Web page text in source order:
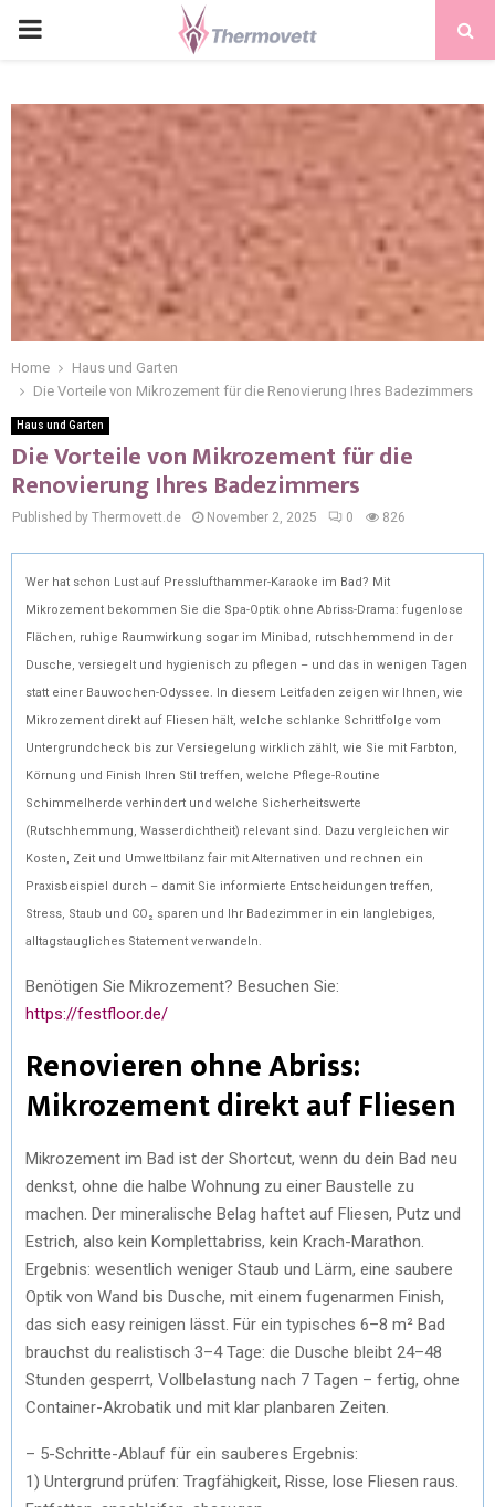
PRIMARY
Home
Haus und Garten
Die Vorteile von Mikrozement für die Renovierung Ihres Badezimmers
Haus und Garten
Die Vorteile von Mikrozement für die
Renovierung Ihres Badezimmers
Published by Thermovett.de November 2, 2025 0 826
Wer hat schon Lust auf Presslufthammer-Karaoke im Bad? Mit
Mikrozement bekommen Sie die Spa-Optik ohne Abriss-Drama: fugenlose
Flächen, ruhige Raumwirkung sogar im Minibad, rutschhemmend in der
Dusche, versiegelt und hygienisch zu pflegen – und das in wenigen Tagen
statt einer Bauwochen-Odyssee. In diesem Leitfaden zeigen wir Ihnen, wie
Mikrozement direkt auf Fliesen hält, welche schlanke Schrittfolge vom
Untergrundcheck bis zur Versiegelung wirklich zählt, wie Sie mit Farbton,
Körnung und Finish Ihren Stil treffen, welche Pflege-Routine
Schimmelherde verhindert und welche Sicherheitswerte
(Rutschhemmung, Wasserdichtheit) relevant sind. Dazu vergleichen wir
Kosten, Zeit und Umweltbilanz fair mit Alternativen und rechnen ein
Praxisbeispiel durch – damit Sie informierte Entscheidungen treffen,
Stress, Staub und CO₂ sparen und Ihr Badezimmer in ein langlebiges,
alltagstaugliches Statement verwandeln.
Benötigen Sie Mikrozement? Besuchen Sie:
https://festfloor.de/
Renovieren ohne Abriss:
Mikrozement direkt auf Fliesen
Mikrozement im Bad ist der Shortcut, wenn du dein Bad neu
denkst, ohne die halbe Wohnung zu einer Baustelle zu
machen. Der mineralische Belag haftet auf Fliesen, Putz und
Estrich, also kein Komplettabriss, kein Krach-Marathon.
Ergebnis: wesentlich weniger Staub und Lärm, eine saubere
Optik von Wand bis Dusche, mit einem fugenarmen Finish,
das sich easy reinigen lässt. Für ein typisches 6–8 m² Bad
brauchst du realistisch 3–4 Tage: die Dusche bleibt 24–48
Stunden gesperrt, Vollbelastung nach 7 Tagen – fertig, ohne
Container-Akrobatik und mit klar planbaren Zeiten.
– 5-Schritte-Ablauf für ein sauberes Ergebnis:
1) Untergrund prüfen: Tragfähigkeit, Risse, lose Fliesen raus.